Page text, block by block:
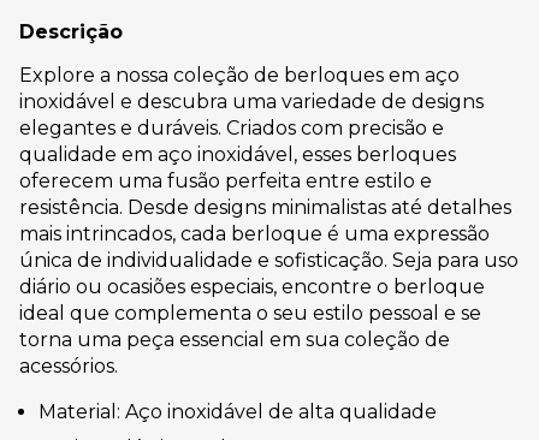
Descrição
Explore a nossa coleção de berloques em aço
inoxidável e descubra uma variedade de designs
elegantes e duráveis. Criados com precisão e
qualidade em aço inoxidável, esses berloques
oferecem uma fusão perfeita entre estilo e
resistência. Desde designs minimalistas até detalhes
mais intrincados, cada berloque é uma expressão
única de individualidade e sofisticação. Seja para uso
diário ou ocasiões especiais, encontre o berloque
ideal que complementa o seu estilo pessoal e se
torna uma peça essencial em sua coleção de
acessórios.
Material: Aço inoxidável de alta qualidade